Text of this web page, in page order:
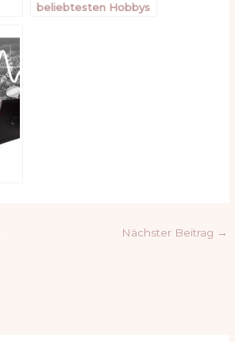
beliebtesten Hobbys
Nächster Beitrag →